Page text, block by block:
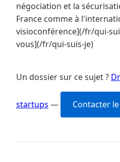
négociation et la
France comme à
visioconférence](/fr/qui-
vous](/fr/qui-suis-je)
Un dossier sur ce sujet ?
startups — Contacter